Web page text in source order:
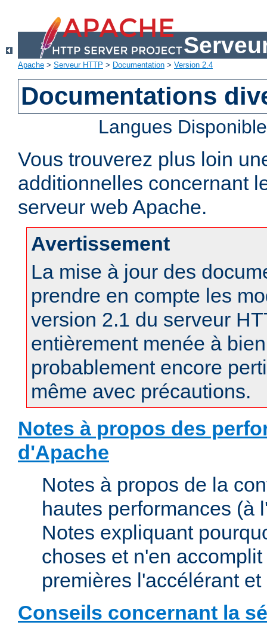
Apache > Serveur HTTP > Documentation > Version 2.4
Documentations
Langues
Vous trouverez plus loin
additionnelles concernant
serveur web Apache.
Avertissement
La mise à jour des
prendre en compte les
version 2.1 du serveur
entièrement menée à
probablement encore
même avec précautions.
Notes à propos des
d'Apache
Notes à propos de la
hautes performances (à
Notes expliquant
choses et n'en
premières l'accélérant
Conseils concernant la